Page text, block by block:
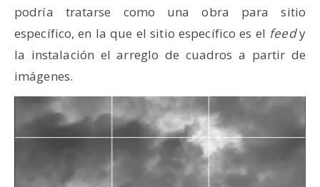
podría tratarse como una obra para sitio
específico, en la que el sitio específico es el feedy
la instalación el arreglo de cuadros a partir de
imágenes.